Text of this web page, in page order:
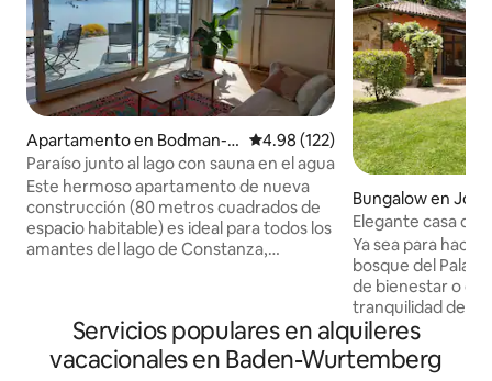
Apartamento en Bodman-L
udwigshafen
Calificación promedio: 4.98 de
4.98 (122)
Paraíso junto al lago con sauna en el agua
Este hermoso apartamento de nueva
construcción (80 metros cuadrados de
espacio habitable) es ideal para todos los
amantes del lago de Constanza,
isla de Mainau y Constanza se
encuentran en las inmediaciones.
Bodman se encuentra en el lago
Bungalow en
Elegante casa de
Ya sea para
bosque del
de bienestar o
tranquilidad de la
puerta de casa,
pueden combinar
piscina es
Servicios populares en alquileres
vacacionales en Baden-Wurtemberg